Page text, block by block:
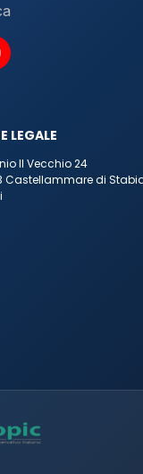
LEGALE
Il Vecchio 24
Castellammare di